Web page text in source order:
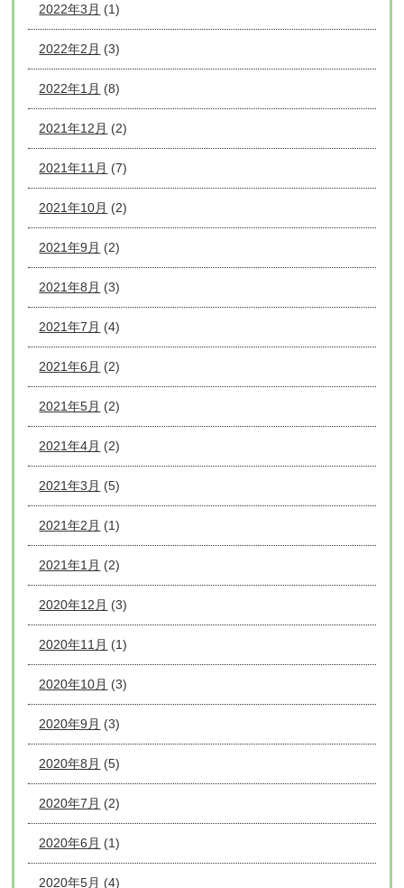
2022年3月 (1)
2022年2月 (3)
2022年1月 (8)
2021年12月 (2)
2021年11月 (7)
2021年10月 (2)
2021年9月 (2)
2021年8月 (3)
2021年7月 (4)
2021年6月 (2)
2021年5月 (2)
2021年4月 (2)
2021年3月 (5)
2021年2月 (1)
2021年1月 (2)
2020年12月 (3)
2020年11月 (1)
2020年10月 (3)
2020年9月 (3)
2020年8月 (5)
2020年7月 (2)
2020年6月 (1)
2020年5月 (4)